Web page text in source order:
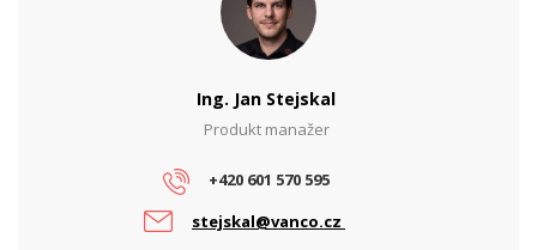
Ing. Jan Stejskal
Produkt manažer
+420 601 570 595
stejskal@vanco.cz